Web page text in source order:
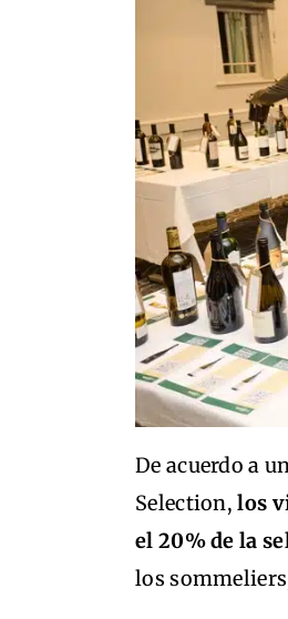
De acuerdo a
Selection, los
el 20% de la
los